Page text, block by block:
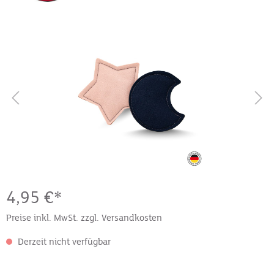
4,95 €*
Preise inkl. MwSt. zzgl. Versandkosten
Derzeit nicht verfügbar